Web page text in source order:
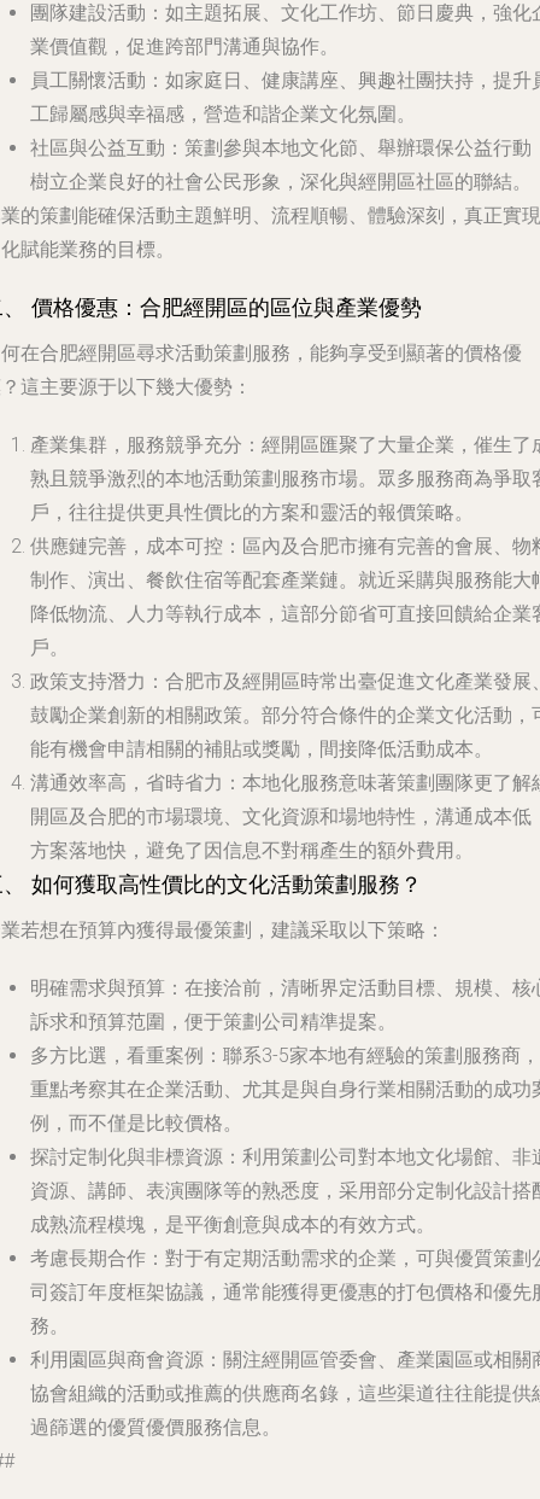
團隊建設活動 ：如主題拓展、文化工作坊、節日慶典，強化
業價值觀，促進跨部門溝通與協作。
員工關懷活動 ：如家庭日、健康講座、興趣社團扶持，提升
工歸屬感與幸福感，營造和諧企業文化氛圍。
社區與公益互動 ：策劃參與本地文化節、舉辦環保公益行動
樹立企業良好的社會公民形象，深化與經開區社區的聯結。
的策劃能確保活動主題鮮明、流程順暢、體驗深刻，真正實現
賦能業務的目標。
價格優惠：合肥經開區的區位與產業優勢
在合肥經開區尋求活動策劃服務，能夠享受到顯著的價格優
這主要源于以下幾大優勢：
產業集群，服務競爭充分 ：經開區匯聚了大量企業，催生了
熟且競爭激烈的本地活動策劃服務市場。眾多服務商為爭取
戶，往往提供更具性價比的方案和靈活的報價策略。
供應鏈完善，成本可控 ：區內及合肥市擁有完善的會展、物
制作、演出、餐飲住宿等配套產業鏈。就近采購與服務能大
降低物流、人力等執行成本，這部分節省可直接回饋給企業
戶。
政策支持潛力 ：合肥市及經開區時常出臺促進文化產業發展
鼓勵企業創新的相關政策。部分符合條件的企業文化活動，
能有機會申請相關的補貼或獎勵，間接降低活動成本。
溝通效率高，省時省力 ：本地化服務意味著策劃團隊更了解
開區及合肥的市場環境、文化資源和場地特性，溝通成本低
方案落地快，避免了因信息不對稱產生的額外費用。
如何獲取高性價比的文化活動策劃服務？
若想在預算內獲得最優策劃，建議采取以下策略：
明確需求與預算 ：在接洽前，清晰界定活動目標、規模、核
訴求和預算范圍，便于策劃公司精準提案。
多方比選，看重案例 ：聯系3-5家本地有經驗的策劃服務商，
重點考察其在企業活動、尤其是與自身行業相關活動的成功
例，而不僅是比較價格。
探討定制化與非標資源 ：利用策劃公司對本地文化場館、非
資源、講師、表演團隊等的熟悉度，采用部分定制化設計搭
成熟流程模塊，是平衡創意與成本的有效方式。
考慮長期合作 ：對于有定期活動需求的企業，可與優質策劃
司簽訂年度框架協議，通常能獲得更優惠的打包價格和優先
務。
利用園區與商會資源 ：關注經開區管委會、產業園區或相關
協會組織的活動或推薦的供應商名錄，這些渠道往往能提供
過篩選的優質優價服務信息。